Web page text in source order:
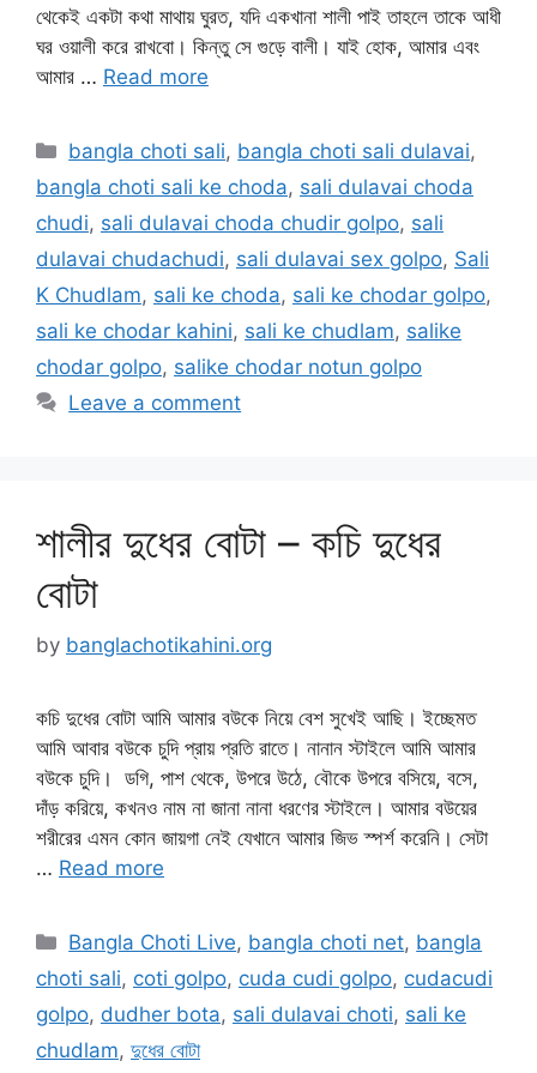
থেকেই একটা কথা মাথায় ঘুরত, যদি একখানা শালী পাই তাহলে তাকে আধী
ঘর ওয়ালী করে রাখবো। কিন্তু সে গুড়ে বালী। যাই হোক, আমার এবং
আমার … Read more
Categories
bangla choti sali, bangla choti sali dulavai,
bangla choti sali ke choda, sali dulavai choda
chudi, sali dulavai choda chudir golpo, sali
dulavai chudachudi, sali dulavai sex golpo, Sali
K Chudlam, sali ke choda, sali ke chodar golpo,
sali ke chodar kahini, sali ke chudlam, salike
chodar golpo, salike chodar notun golpo
Leave a comment
শালীর দুধের বোটা – কচি দুধের
বোটা
by banglachotikahini.org
কচি দুধের বোটা আমি আমার বউকে নিয়ে বেশ সুখেই আছি। ইচ্ছেমত
আমি আবার বউকে চুদি প্রায় প্রতি রাতে। নানান স্টাইলে আমি আমার
বউকে চুদি। ডগি, পাশ থেকে, উপরে উঠে, বৌকে উপরে বসিয়ে, বসে,
দাঁড় করিয়ে, কখনও নাম না জানা নানা ধরণের স্টাইলে। আমার বউয়ের
শরীরের এমন কোন জায়গা নেই যেখানে আমার জিভ স্পর্শ করেনি। সেটা
… Read more
Categories
Bangla Choti Live, bangla choti net, bangla
choti sali, coti golpo, cuda cudi golpo, cudacudi
golpo, dudher bota, sali dulavai choti, sali ke
chudlam, দুধের বোটা